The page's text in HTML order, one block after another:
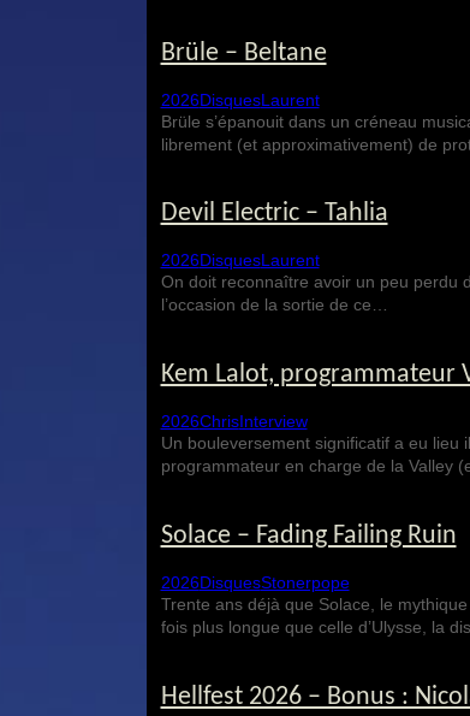
Brüle – Beltane
2026DisquesLaurent
Brüle s’épanouit dans un créneau
librement (et approximativement) de
Devil Electric – Tahlia
2026DisquesLaurent
On doit reconnaître avoir un peu perdu
l’occasion de la sortie de ce…
Kem Lalot, programmateur
2026ChrisInterview
Un bouleversement significatif a eu lieu
programmateur en charge de la Valley
Solace – Fading Failing Ruin
2026DisquesStonerpope
Trente ans déjà que Solace, le
fois plus longue que celle d’Ulysse, la
Hellfest 2026 – Bonus :